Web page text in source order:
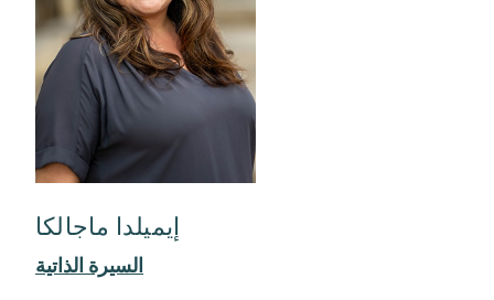
إيميلدا ماجالكا
السيرة الذاتية